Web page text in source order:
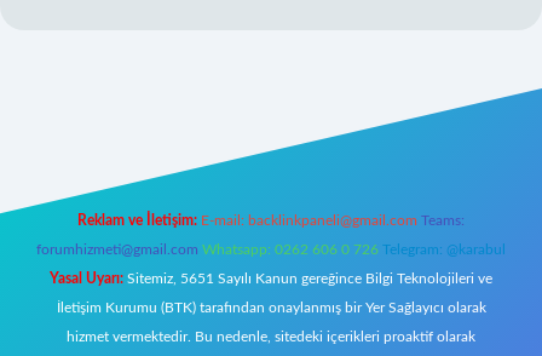
Reklam ve İletişim: E-mail: backlinkpaneli@gmail.com Teams:
forumhizmeti@gmail.com Whatsapp: 0262 606 0 726 Telegram: @karabul
Yasal Uyarı: Sitemiz, 5651 Sayılı Kanun gereğince Bilgi Teknolojileri ve
İletişim Kurumu (BTK) tarafından onaylanmış bir Yer Sağlayıcı olarak
hizmet vermektedir. Bu nedenle, sitedeki içerikleri proaktif olarak